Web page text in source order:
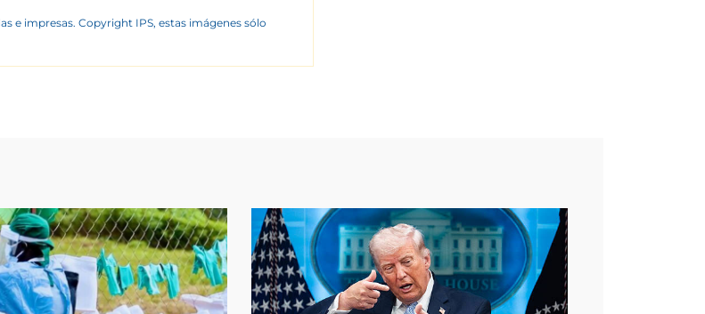
e impresas. Copyright IPS, estas imágenes sólo